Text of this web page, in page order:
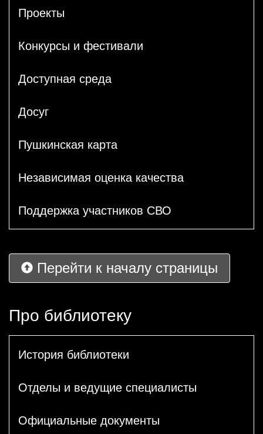
Проекты
Конкурсы и фестивали
Доступная среда
Досуг
Пушкинская карта
Независимая оценка качества
Поддержка участников СВО
Перейти к началу страницы
Про библиотеку
История библиотеки
Отделы и ведущие специалисты
Официальные документы